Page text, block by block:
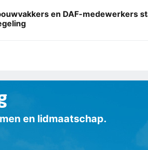
en DAF-medewerkers
en lidmaatschap.